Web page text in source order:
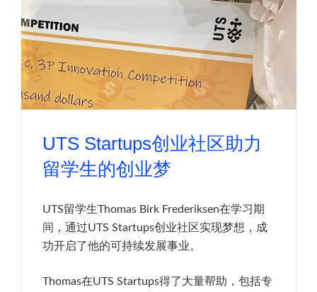
UTS Startups创业社区助力
留学生的创业梦
UTS留学生Thomas Birk Frederiksen在学习期
间，通过UTS Startups创业社区实现梦想，成
功开启了他的可持续发展事业。
Thomas在UTS Startups得了大量帮助，包括专